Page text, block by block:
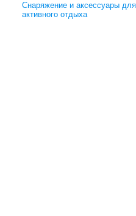
Снаряжение и аксессуары для
активного отдыха